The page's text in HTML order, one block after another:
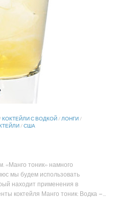
КОКТЕЙЛИ С ВОДКОЙ/ЛОНГИ/
/США
«Манго тоник» намного
мы будем использовать
находит применения в
коктейля Манго тоник: Водка –...